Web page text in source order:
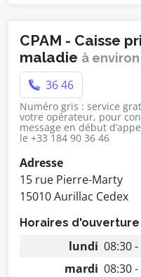
CPAM - Caisse
maladie à environ
36 46
Numéro gris : service
votre opérateur, pour
message en début
le +33 184 90 36 46
Adresse
15 rue Pierre-Marty
15010 Aurillac Cedex
Horaires d'ouverture
lundi 08:30
mardi 08:30